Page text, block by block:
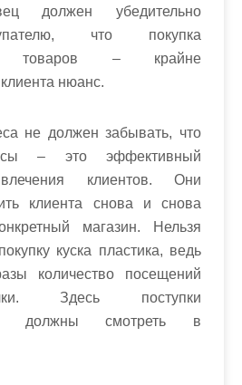
должен убедительно
что покупка
товаров – крайне
нюанс.
не должен забывать, что
– это эффективный
клиентов. Они
клиента снова и снова
магазин. Нельзя
куска пластика, ведь
количество посещений
Здесь поступки
должны смотреть в